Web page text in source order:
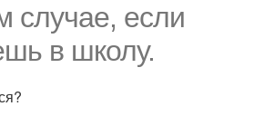
случае, если
в школу.